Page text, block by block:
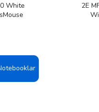
White
2E